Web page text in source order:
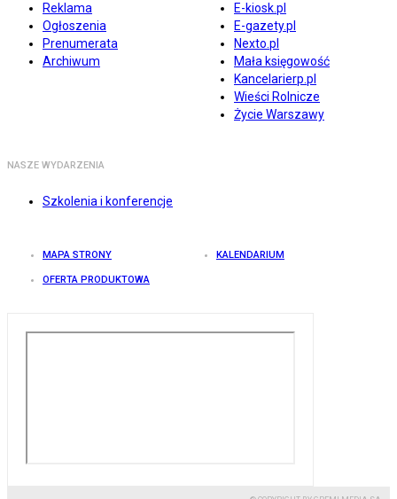
Reklama
Ogłoszenia
Prenumerata
Archiwum
E-kiosk.pl
E-gazety.pl
Nexto.pl
Mała księgowość
Kancelarierp.pl
Wieści Rolnicze
Życie Warszawy
NASZE WYDARZENIA
Szkolenia i konferencje
MAPA STRONY KALENDARIUM
OFERTA PRODUKTOWA